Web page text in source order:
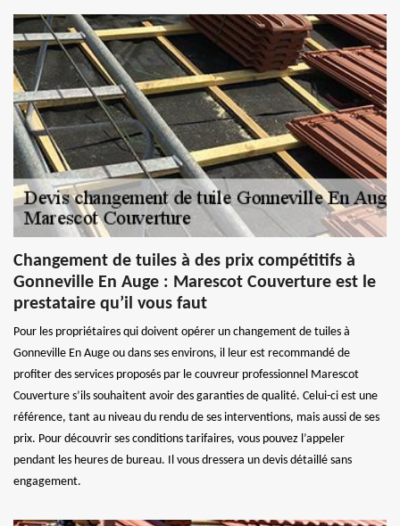
Changement de tuiles à des prix compétitifs à
Gonneville En Auge : Marescot Couverture est le
prestataire qu’il vous faut
Pour les propriétaires qui doivent opérer un changement de tuiles à
Gonneville En Auge ou dans ses environs, il leur est recommandé de
profiter des services proposés par le couvreur professionnel Marescot
Couverture s’ils souhaitent avoir des garanties de qualité. Celui-ci est une
référence, tant au niveau du rendu de ses interventions, mais aussi de ses
prix. Pour découvrir ses conditions tarifaires, vous pouvez l’appeler
pendant les heures de bureau. Il vous dressera un devis détaillé sans
engagement.